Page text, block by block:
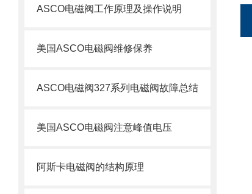
ASCO电磁阀工作原理及操作说明
美国ASCO电磁阀维修保养
ASCO电磁阀327系列电磁阀故障总结
美国ASCO电磁阀注意峰值电压
阿斯卡电磁阀的结构原理